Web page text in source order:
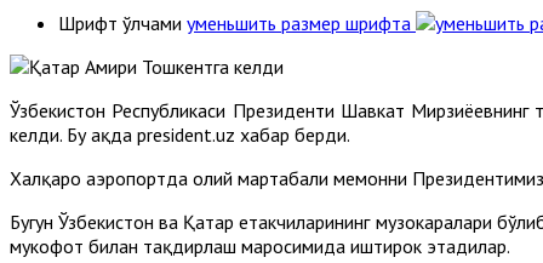
Шрифт ўлчами уменьшить размер шрифта
Ўзбекистон Республикаси Президенти Шавкат
келди. Бу ҳақда president.uz хабар берди.
Халқаро аэропортда олий мартабали меҳмонни
Бугун Ўзбекистон ва Қатар етакчиларининг музокаралари
мукофот билан тақдирлаш маросимида иштирок этадилар.